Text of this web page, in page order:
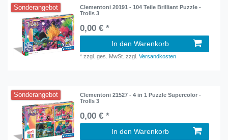
Sonderangebot
Clementoni 20191 - 104 Teile Brilliant Puzzle -
Trolls 3
0,00 € *
In den Warenkorb
*zzgl. ges. MwSt. zzgl.Versandkosten
Sonderangebot
Clementoni 21527 - 4 in 1 Puzzle Supercolor -
Trolls 3
0,00 € *
In den Warenkorb